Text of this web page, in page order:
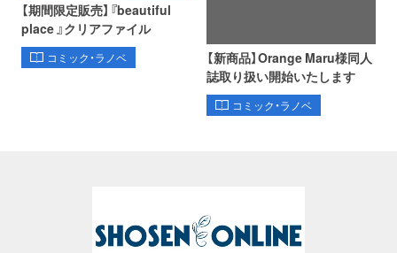
【期間限定販売】『beautiful
place 』クリアファイル
コミック・ラノベ
【新商品】Orange Maru様同人
誌取り扱い開始いたします
コミック・ラノベ